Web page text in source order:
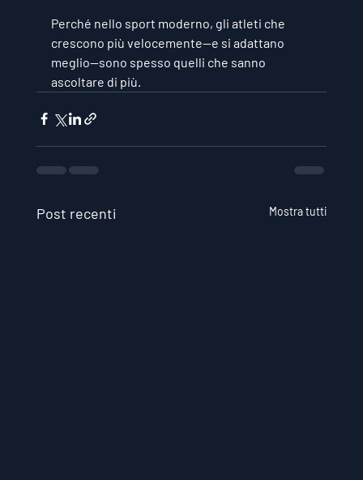
Perché nello sport moderno, gli atleti che
crescono più velocemente—e si adattano
meglio—sono spesso quelli che sanno
ascoltare di più.
Post recenti Mostra tutti